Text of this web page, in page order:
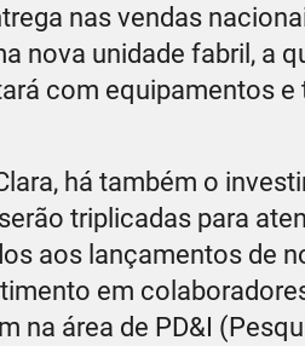
nas vendas
nova unidade fabril, a
com equipamentos
há também o
triplicadas para
aos lançamentos de
em
na área de PD&I